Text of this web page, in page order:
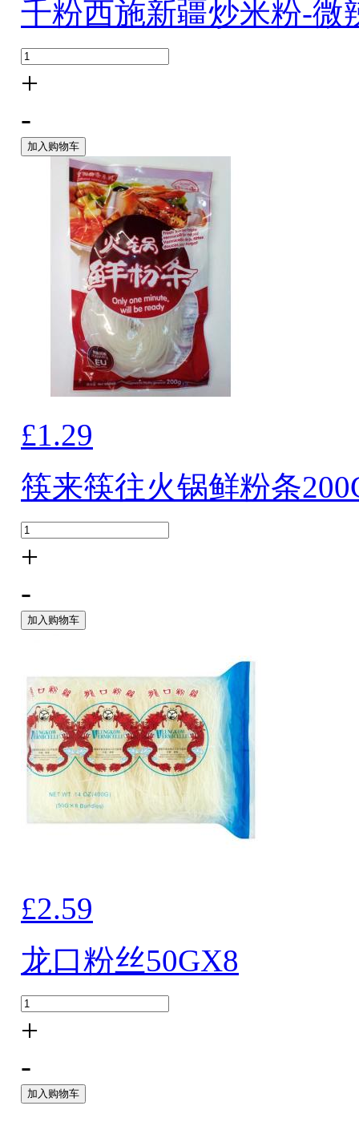
千粉西施新疆炒米粉-微
+
-
加入购物车
£1.29
筷来筷往火锅鲜粉条
+
-
加入购物车
£2.59
龙口粉丝50GX8
+
-
加入购物车